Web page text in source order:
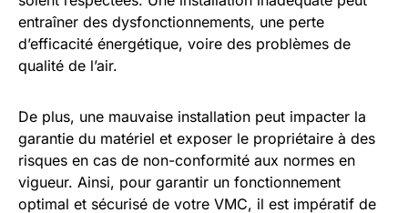
entraîner des dysfonctionnements, une perte
d’efficacité énergétique, voire des problèmes de
qualité de l’air.
De plus, une mauvaise installation peut impacter la
garantie du matériel et exposer le propriétaire à des
risques en cas de non-conformité aux normes en
vigueur. Ainsi, pour garantir un fonctionnement
optimal et sécurisé de votre VMC, il est impératif de